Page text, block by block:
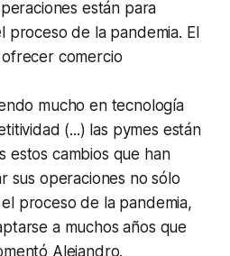
están para
proceso de la pandemia. El
comercio
mucho en tecnología
(...) las pymes están
estos cambios que han
sus operaciones no sólo
proceso de la pandemia,
a muchos años que
Alejandro.